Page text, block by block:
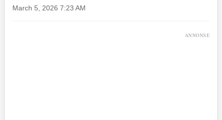
March 5, 2026 7:23 AM
ANNONSE